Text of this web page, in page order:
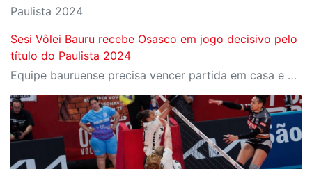
Paulista 2024
Sesi Vôlei Bauru recebe Osasco em jogo decisivo pelo
título do Paulista 2024
Equipe bauruense precisa vencer partida em casa e bater o rival no golden set para conquistar tricampeonato